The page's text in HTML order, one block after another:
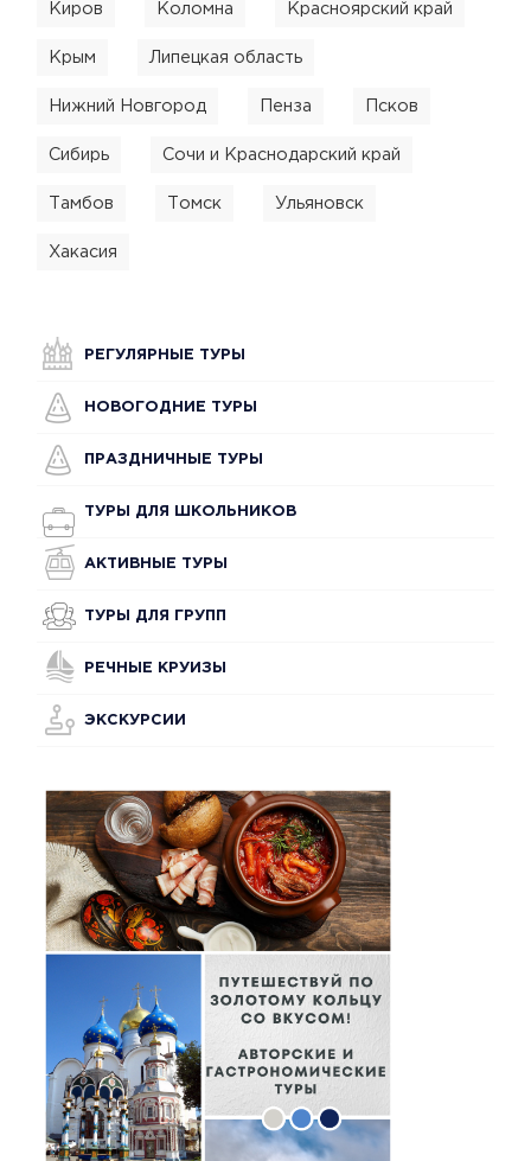
Киров Коломна Красноярский край
Крым Липецкая область
Нижний Новгород Пенза Псков
Сибирь Сочи и Краснодарский край
Тамбов Томск Ульяновск
Хакасия
РЕГУЛЯРНЫЕ ТУРЫ
НОВОГОДНИЕ ТУРЫ
ПРАЗДНИЧНЫЕ ТУРЫ
ТУРЫ ДЛЯ ШКОЛЬНИКОВ
АКТИВНЫЕ ТУРЫ
ТУРЫ ДЛЯ ГРУПП
РЕЧНЫЕ КРУИЗЫ
ЭКСКУРСИИ